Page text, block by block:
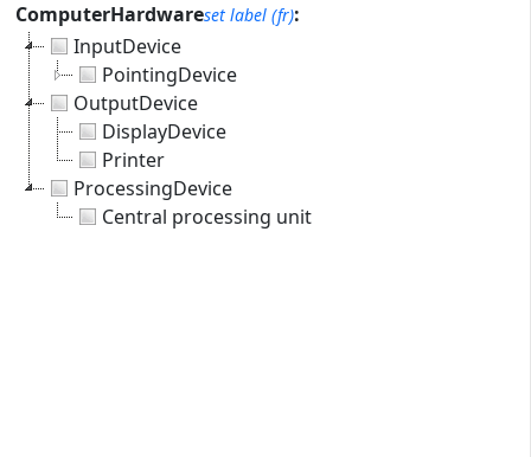
ComputerHardwareset label (fr):
InputDevice
PointingDevice
OutputDevice
DisplayDevice
Printer
ProcessingDevice
Central processing unit